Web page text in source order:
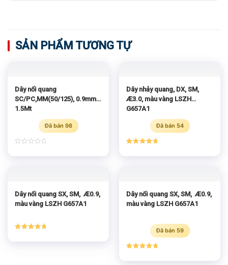
SẢN PHẨM TƯƠNG TỰ
Dây nối quang
SC/PC,MM(50/125), 0.9mm,
1.5Mt
Đã bán 98
xếp
Dây nhảy quang, DX, SM,
Æ3.0, màu vàng LSZH
G657A1
Đã bán 54
hạng5.00
Dây nối quang SX, SM, Æ0.9,
màu vàng LSZH G657A1
hạng5.00
Dây nối quang SX, SM, Æ0.9,
màu vàng LSZH G657A1
Đã bán 59
hạng5.00